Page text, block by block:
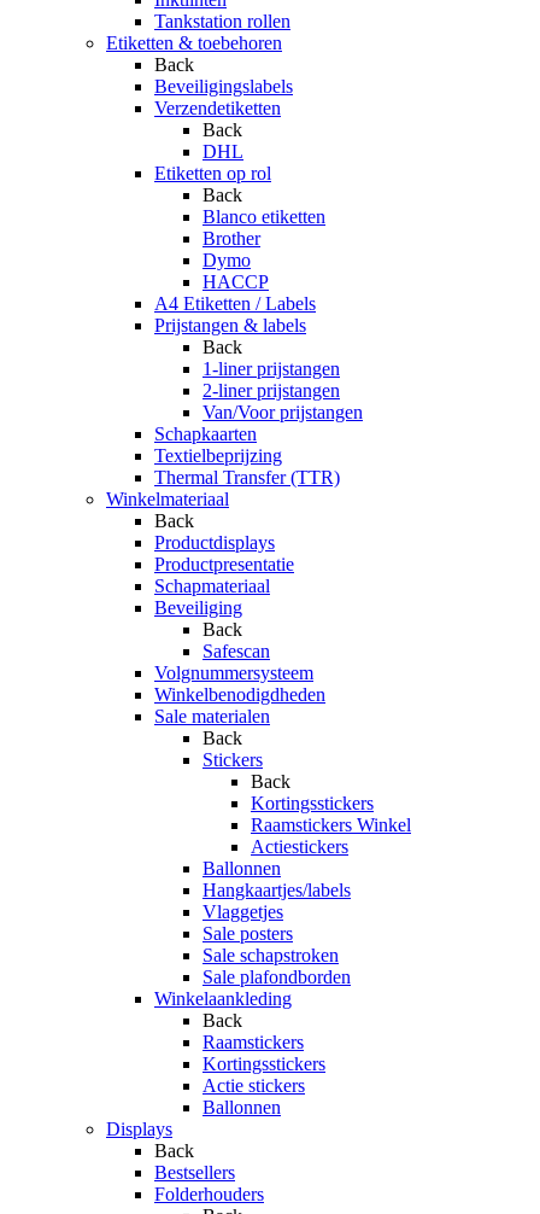
Tankstation rollen
Etiketten & toebehoren
Back
Beveiligingslabels
Verzendetiketten
Back
DHL
Etiketten op rol
Back
Blanco etiketten
Brother
Dymo
HACCP
A4 Etiketten / Labels
Prijstangen & labels
Back
1-liner prijstangen
2-liner prijstangen
Van/Voor prijstangen
Schapkaarten
Textielbeprijzing
Thermal Transfer (TTR)
Winkelmateriaal
Back
Productdisplays
Productpresentatie
Schapmateriaal
Beveiliging
Back
Safescan
Volgnummersysteem
Winkelbenodigdheden
Sale materialen
Back
Stickers
Back
Kortingsstickers
Raamstickers Winkel
Actiestickers
Ballonnen
Hangkaartjes/labels
Vlaggetjes
Sale posters
Sale schapstroken
Sale plafondborden
Winkelaankleding
Back
Raamstickers
Kortingsstickers
Actie stickers
Ballonnen
Displays
Back
Bestsellers
Folderhouders